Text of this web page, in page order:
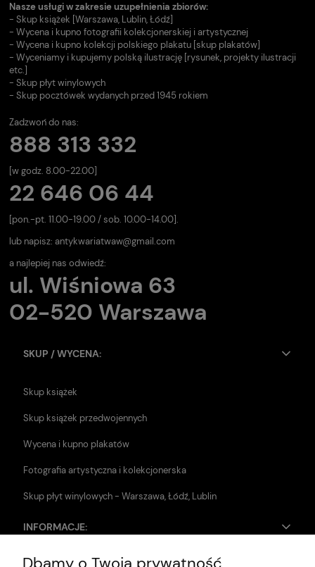
Nasze usługi w zakresie uzupełnienia zbiorów:
- Skup książek [Warszawa, Lublin, Łódź]
- Wycena i kupno fotografii kolekcjonerskiej i artystycznej
- Wycena i kupno kolekcji polskiego plakatu [skup plakatów]
- Wyceniamy i kupujemy polską ilustrację [rysunek, projekty ilustracji
etc.]
- Skup płyt winylowych
- Skup pocztówek wydanych przed 1945 rokiem
Zadzwoń do nas:
888 313 332
[w godz. 8.00-22.00]
22 646 06 44
[pon.-pt. 11.00-19.00 / sob. 10.00-14.00].
lub napisz: antykwariatwaw@gmail.com
a najlepiej nas odwiedź:
ul. Wiśniowa 63
02-520 Warszawa
SKUP / WYCENA:
Skup książek
Skup książek przedwojennych
Wycena i kupno plakatów
Fotografia artystyczna i kolekcjonerska
Skup płyt winylowych - Warszawa, Łódź, Lublin
INFORMACJE: